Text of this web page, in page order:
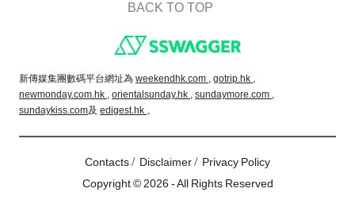
BACK TO TOP
新傳媒集團數碼平台網址為 weekendhk.com , gotrip.hk ,
newmonday.com.hk , orientalsunday.hk , sundaymore.com ,
sundaykiss.com及 edigest.hk 。
Contacts/ Disclaimer/ Privacy Policy
Copyright © 2026 - All Rights Reserved